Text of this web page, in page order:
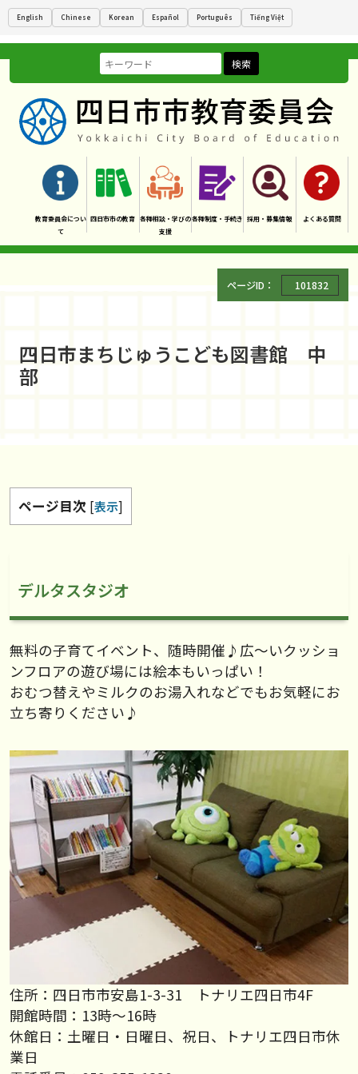
English Chinese Korean Español Português Tiếng Việt
検索
教育委員会につい
て
四日市市の教育 各種相談・学びの
支援
各種制度・手続き 採用・募集情報 よくある質問
ページID： 101832
四日市まちじゅうこども図書館 中
部
ページ目次 [表示]
デルタスタジオ
無料の子育てイベント、随時開催♪広～いクッショ
ンフロアの遊び場には絵本もいっぱい！
おむつ替えやミルクのお湯入れなどでもお気軽にお
立ち寄りください♪
住所：四日市市安島1-3-31 トナリエ四日市4F
開館時間：13時～16時
休館日：土曜日・日曜日、祝日、トナリエ四日市休
業日